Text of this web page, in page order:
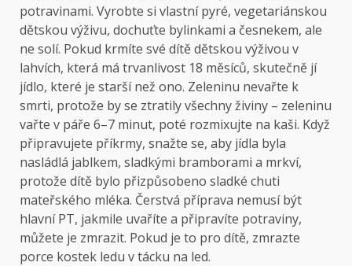
potravinami. Vyrobte si vlastní pyré, vegetariánskou
dětskou výživu, dochuťte bylinkami a česnekem, ale
ne solí. Pokud krmíte své dítě dětskou výživou v
lahvích, která má trvanlivost 18 měsíců, skutečně jí
jídlo, které je starší než ono. Zeleninu nevařte k
smrti, protože by se ztratily všechny živiny – zeleninu
vařte v páře 6–7 minut, poté rozmixujte na kaši. Když
připravujete příkrmy, snažte se, aby jídla byla
nasládlá jablkem, sladkými bramborami a mrkví,
protože dítě bylo přizpůsobeno sladké chuti
mateřského mléka. Čerstvá příprava nemusí být
hlavní PT, jakmile uvaříte a připravíte potraviny,
můžete je zmrazit. Pokud je to pro dítě, zmrazte
porce kostek ledu v tácku na led.